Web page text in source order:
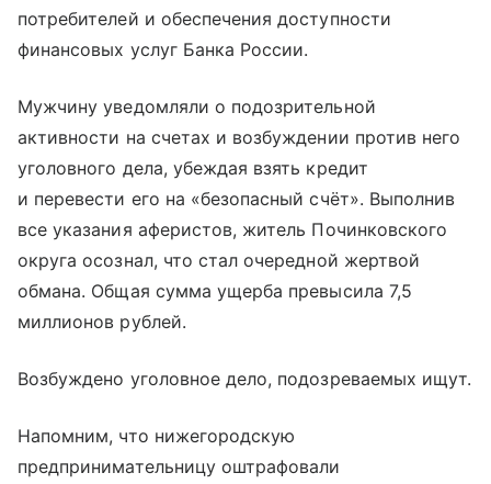
потребителей и обеспечения доступности
финансовых услуг Банка России.
Мужчину уведомляли о подозрительной
активности на счетах и возбуждении против него
уголовного дела, убеждая взять кредит
и перевести его на «безопасный счёт». Выполнив
все указания аферистов, житель Починковского
округа осознал, что стал очередной жертвой
обмана. Общая сумма ущерба превысила 7,5
миллионов рублей.
Возбуждено уголовное дело, подозреваемых ищут.
Напомним, что нижегородскую
предпринимательницу оштрафовали